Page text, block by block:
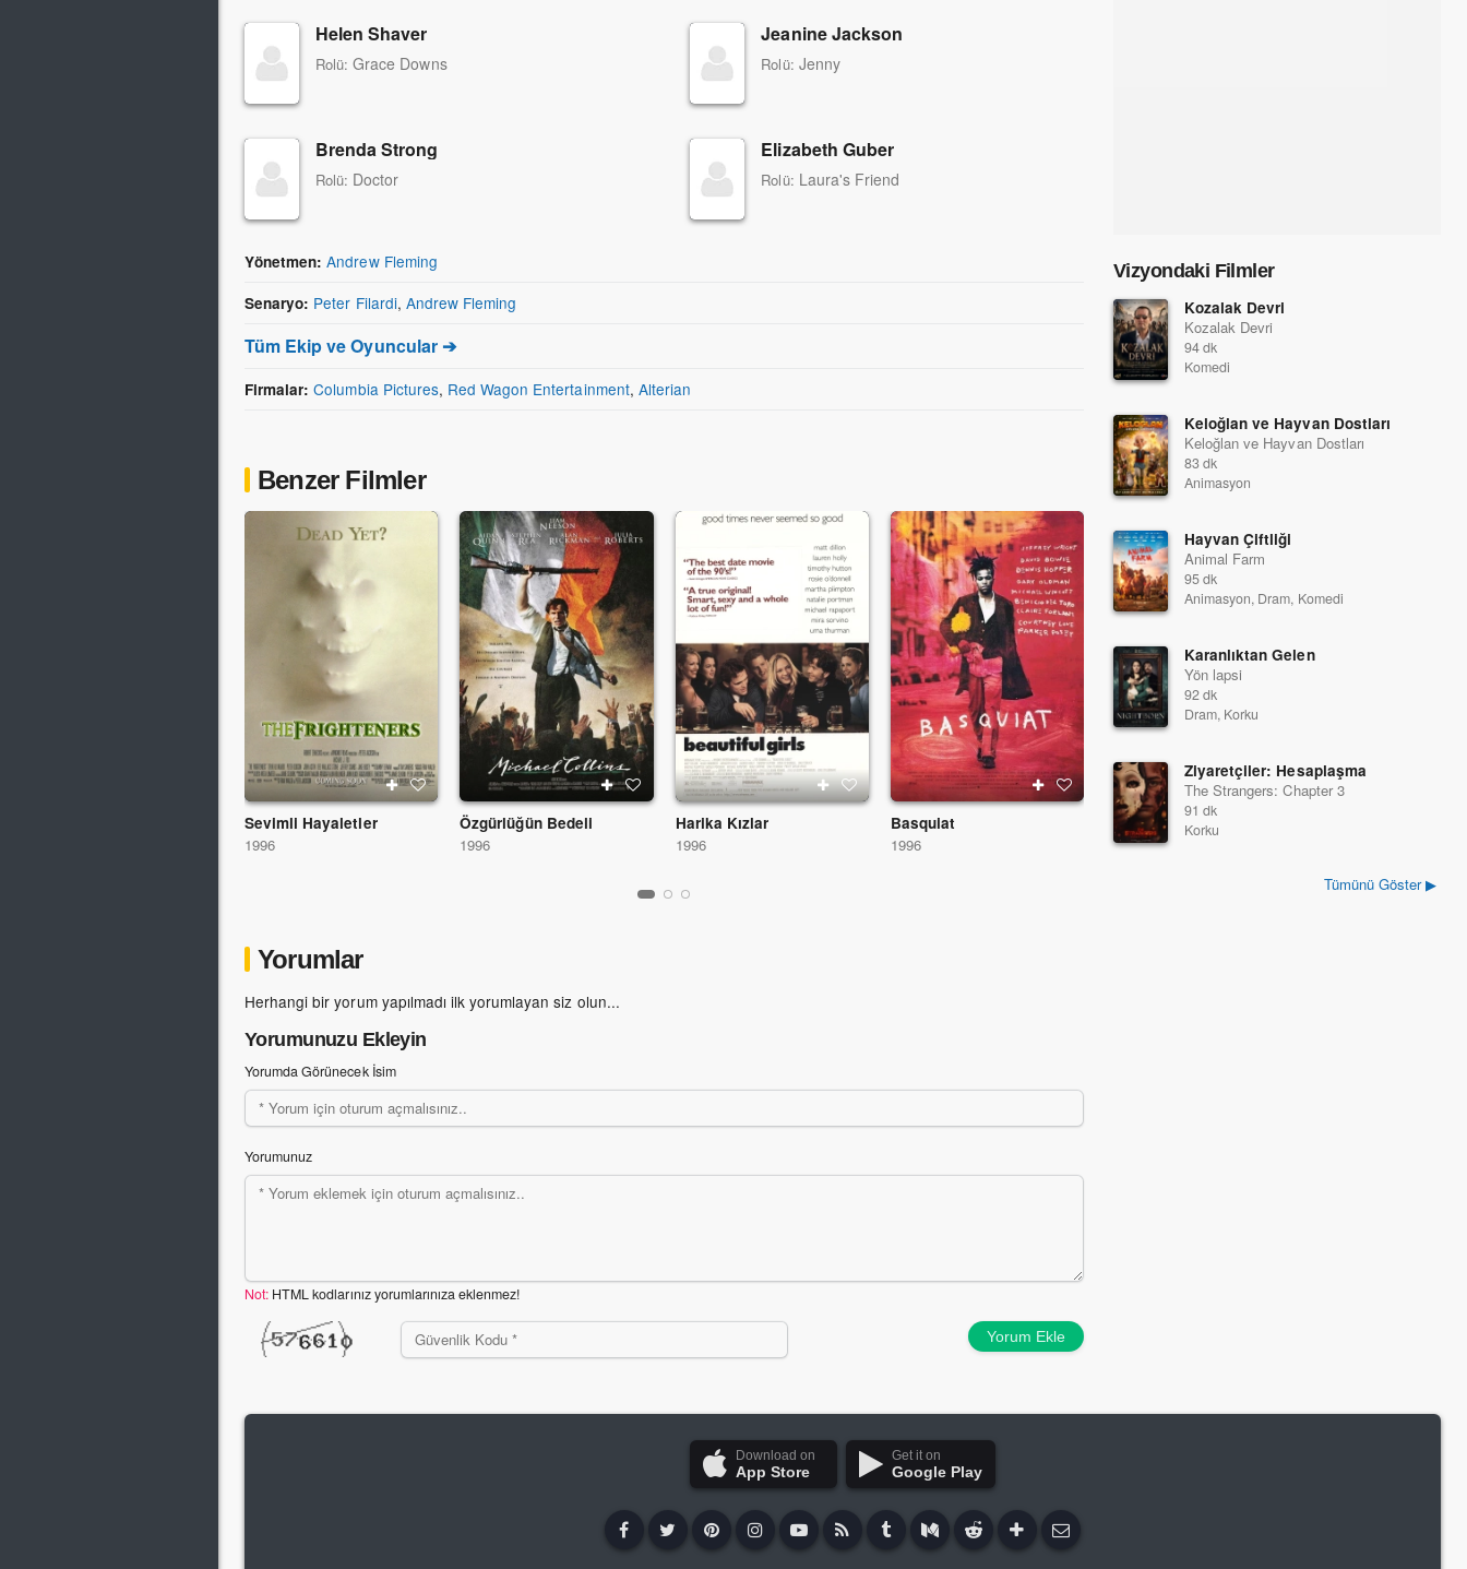
Helen Shaver
Rolü: Grace Downs
Jeanine Jackson
Rolü: Jenny
Brenda Strong
Rolü: Doctor
Elizabeth Guber
Rolü: Laura's Friend
Yönetmen: Andrew Fleming
Senaryo: Peter Filardi, Andrew Fleming
Tüm Ekip ve Oyuncular ➔
Firmalar: Columbia Pictures, Red Wagon Entertainment, Alterian
Benzer Filmler
Sevimli Hayaletler
1996
Özgürlüğün Bedeli
1996
Harika Kızlar
1996
Basquiat
1996
Set It Off
1996
Yorumlar
Herhangi bir yorum yapılmadı ilk yorumlayan siz olun...
Yorumunuzu Ekleyin
Yorumda Görünecek İsim
Yorumunuz
Not: HTML kodlarınız yorumlarınıza eklenmez!
Yorum Ekle
Vizyondaki Filmler
Kozalak Devri
Kozalak Devri
94 dk
Komedi
Keloğlan ve Hayvan Dostları
Keloğlan ve Hayvan Dostları
83 dk
Animasyon
Hayvan Çiftliği
Animal Farm
95 dk
Animasyon, Dram, Komedi
Karanlıktan Gelen
Yön lapsi
92 dk
Dram, Korku
Ziyaretçiler: Hesaplaşma
The Strangers: Chapter 3
91 dk
Korku
Tümünü Göster ▶
Download on
App Store
Get it on
Google Play